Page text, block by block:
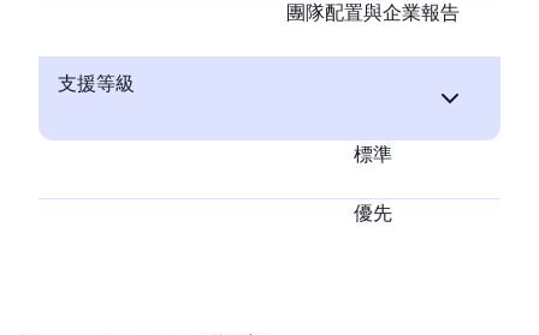
團隊配置與企業報告
支援等級
標準
優先